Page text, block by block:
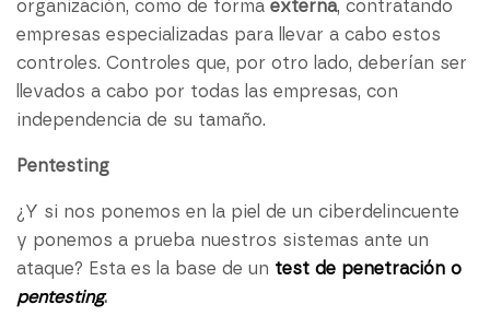
organización, como de forma externa, contratando
empresas especializadas para llevar a cabo estos
controles. Controles que, por otro lado, deberían ser
llevados a cabo por todas las empresas, con
independencia de su tamaño.
Pentesting
¿Y si nos ponemos en la piel de un ciberdelincuente
y ponemos a prueba nuestros sistemas ante un
ataque? Esta es la base de un test de penetración o
pentesting.